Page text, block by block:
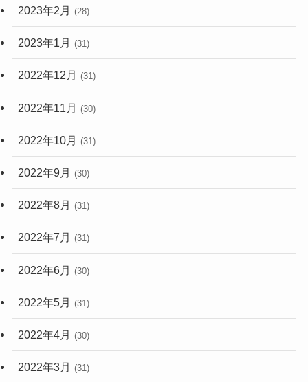
2023年2月 (28)
2023年1月 (31)
2022年12月 (31)
2022年11月 (30)
2022年10月 (31)
2022年9月 (30)
2022年8月 (31)
2022年7月 (31)
2022年6月 (30)
2022年5月 (31)
2022年4月 (30)
2022年3月 (31)